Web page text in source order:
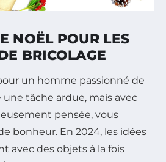
NOËL POUR LES
BRICOLAGE
un homme passionné de
tâche ardue, mais avec
pensée, vous
bonheur. En 2024, les idées
avec des objets à la fois